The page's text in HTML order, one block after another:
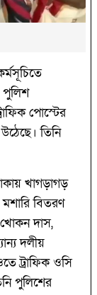
পুলিশ
পোস্টের
তিনি
খাগড়াগড়
বিতরণ
দাস,
দলীয়
ট্রাফিক ওসি
পুলিশের